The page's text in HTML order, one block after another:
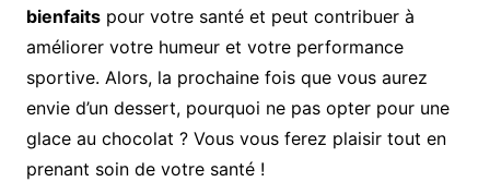
bienfaitspour votre santé et peut contribuer à
améliorer votre humeur et votre performance
sportive. Alors, la prochaine fois que vous aurez
envie d’un dessert, pourquoi ne pas opter pour une
glace au chocolat ? Vous vous ferez plaisir tout en
prenant soin de votre santé !